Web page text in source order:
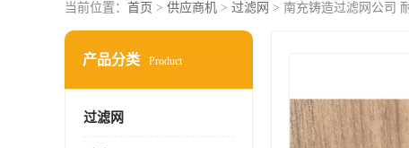
当前位置： 首页 > 供应商机 > 过滤网 > 南充铸造过滤网公司
产品分类 Product
过滤网